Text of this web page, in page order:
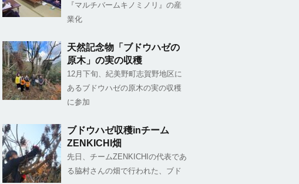
『マルチバームキノミノリ』の産
業化
天然記念物「ブドウハゼの
原木」の実の収穫
12月下旬、紀美野町志賀野地区に
あるブドウハゼの原木の実の収穫
に参加
ブドウハゼ収穫inチーム
ZENKICHI畑
先日、チームZENKICHIの代表であ
る脇村さんの畑で行われた、ブド